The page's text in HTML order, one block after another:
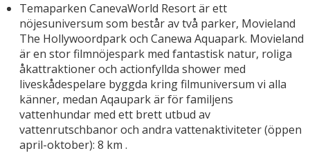
Temaparken CanevaWorld Resort är ett
nöjesuniversum som består av två parker, Movieland
The Hollywoordpark och Canewa Aquapark. Movieland
är en stor filmnöjespark med fantastisk natur, roliga
åkattraktioner och actionfyllda shower med
liveskådespelare byggda kring filmuniversum vi alla
känner, medan Aqaupark är för familjens
vattenhundar med ett brett utbud av
vattenrutschbanor och andra vattenaktiviteter (öppen
april-oktober): 8 km .